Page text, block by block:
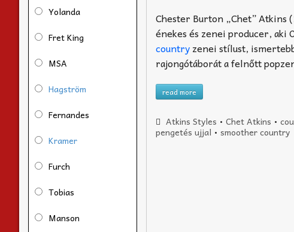
Chester Burton „Chet” Atkins
énekes és zenei producer, aki
countryzenei stílust,
rajongótáborát a felnőtt
read more
Atkins Styles • Chet Atkins •
pengetés ujjal •smoother country
Yolanda
Fret King
MSA
Hagström
Fernandes
Kramer
Furch
Tobias
Manson